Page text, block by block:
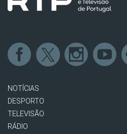
NOTÍCIAS
DESPORTO
TELEVISÃO
RÁDIO